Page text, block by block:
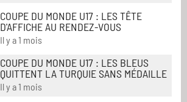
COUPE DU MONDE U17 : LES TÊTE
D'AFFICHE AU RENDEZ-VOUS
Il y a 1 mois
COUPE DU MONDE U17 : LES BLEUS
QUITTENT LA TURQUIE SANS MÉDAILLE
Il y a 1 mois